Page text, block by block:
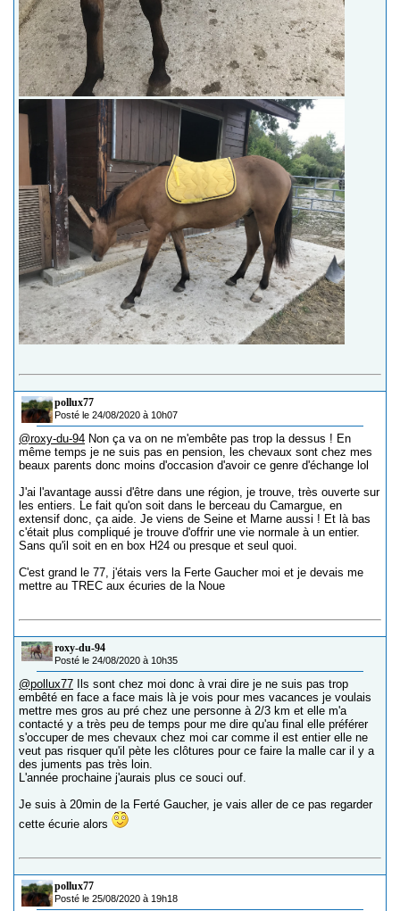
pollux77
Posté le 24/08/2020 à 10h07
@roxy-du-94 Non ça va on ne m'embête pas trop la dessus ! En
même temps je ne suis pas en pension, les chevaux sont chez mes
beaux parents donc moins d'occasion d'avoir ce genre d'échange lol
J'ai l'avantage aussi d'être dans une région, je trouve, très ouverte sur
les entiers. Le fait qu'on soit dans le berceau du Camargue, en
extensif donc, ça aide. Je viens de Seine et Marne aussi ! Et là bas
c'était plus compliqué je trouve d'offrir une vie normale à un entier.
Sans qu'il soit en en box H24 ou presque et seul quoi.
C'est grand le 77, j'étais vers la Ferte Gaucher moi et je devais me
mettre au TREC aux écuries de la Noue
roxy-du-94
Posté le 24/08/2020 à 10h35
@pollux77 Ils sont chez moi donc à vrai dire je ne suis pas trop
embêté en face a face mais là je vois pour mes vacances je voulais
mettre mes gros au pré chez une personne à 2/3 km et elle m'a
contacté y a très peu de temps pour me dire qu'au final elle préférer
s'occuper de mes chevaux chez moi car comme il est entier elle ne
veut pas risquer qu'il pète les clôtures pour ce faire la malle car il y a
des juments pas très loin.
L'année prochaine j'aurais plus ce souci ouf.
Je suis à 20min de la Ferté Gaucher, je vais aller de ce pas regarder
cette écurie alors
pollux77
Posté le 25/08/2020 à 19h18